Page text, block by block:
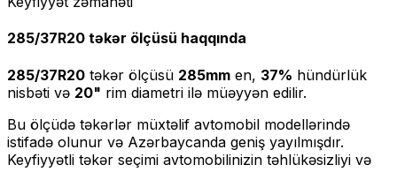
285/37R20 təkər ölçüsü haqqında
285/37R20 təkər ölçüsü 285mm en, 37% hündürlük
nisbəti və 20" rim diametri ilə müəyyən edilir.
Bu ölçüdə təkərlər müxtəlif avtomobil modellərində
istifadə olunur və Azərbaycanda geniş yayılmışdır.
Keyfiyyətli təkər seçimi avtomobilinizin təhlükəsizliyi və